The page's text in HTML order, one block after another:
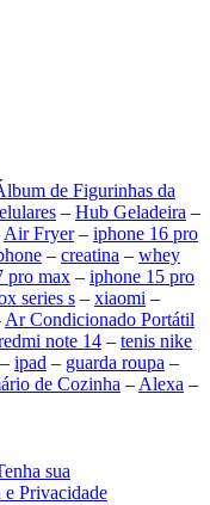
de Figurinhas da
– Hub Geladeira –
Air Fryer– iphone 16 pro
– creatina – whey
pro max – iphone 15 pro
series s – xiaomi –
Ar Condicionado Portátil
note 14 – tenis nike
ipad – guarda roupa –
de Cozinha – Alexa –
sua
e Privacidade